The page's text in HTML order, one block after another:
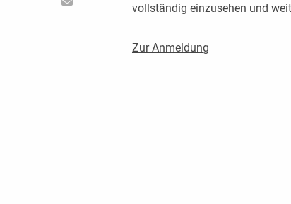
vollständig einzusehen und
Zur Anmeldung